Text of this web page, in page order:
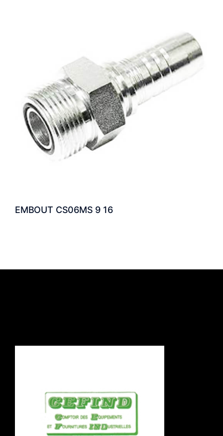
EMBOUT CS06MS 9 16